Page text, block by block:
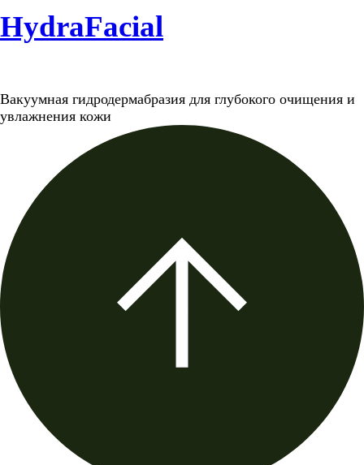
HydraFacial
Вакуумная гидродермабразия для глубокого очищения и
увлажнения кожи